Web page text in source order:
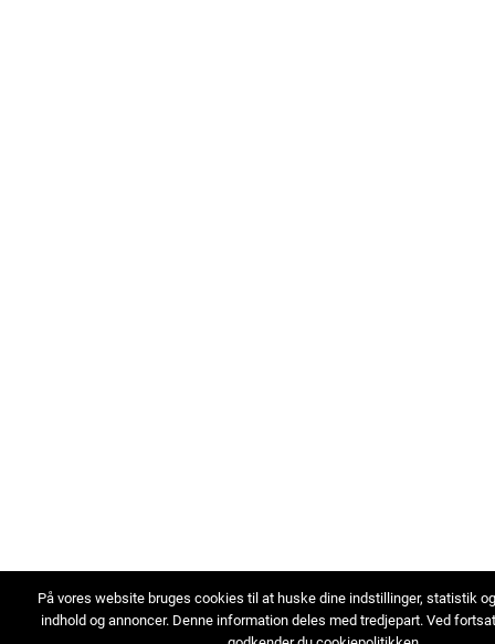
På vores website bruges cookies til at huske dine indstillinger, statistik
indhold og annoncer. Denne information deles med tredjepart. Ved